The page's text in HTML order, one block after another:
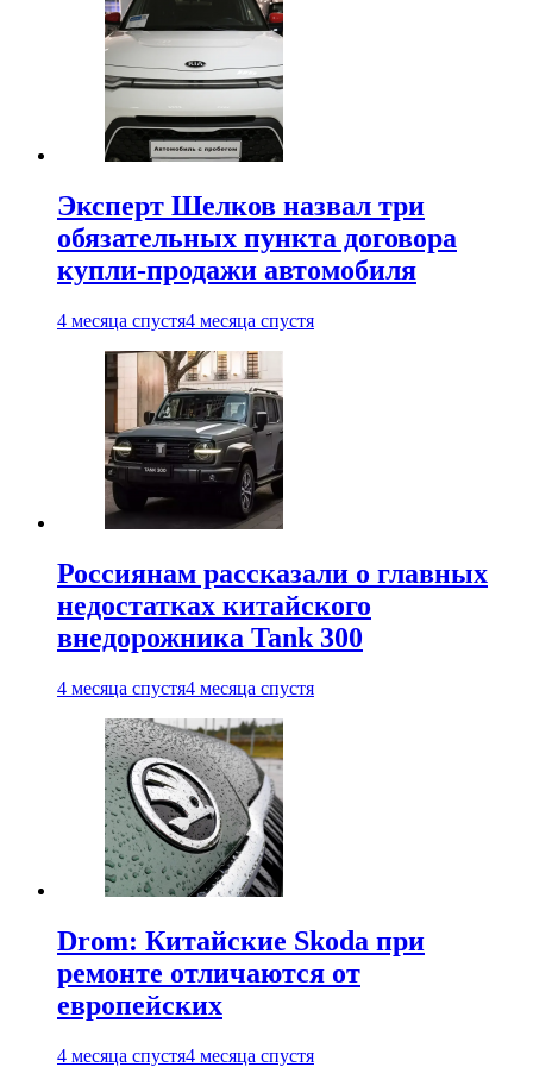
Эксперт Шелков назвал три
обязательных пункта договора
купли-продажи автомобиля
4 месяца спустя4 месяца спустя
Россиянам рассказали о главных
недостатках китайского
внедорожника Tank 300
4 месяца спустя4 месяца спустя
Drom: Китайские Skoda при
ремонте отличаются от
европейских
4 месяца спустя4 месяца спустя